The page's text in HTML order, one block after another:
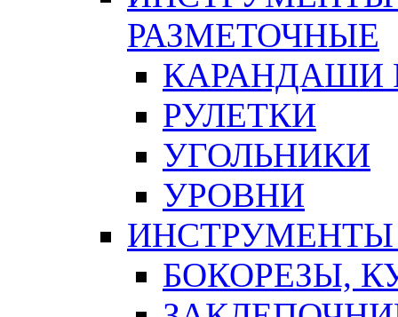
РАЗМЕТОЧНЫЕ
КАРАНДАШИ
РУЛЕТКИ
УГОЛЬНИКИ
УРОВНИ
БОКОРЕЗЫ,